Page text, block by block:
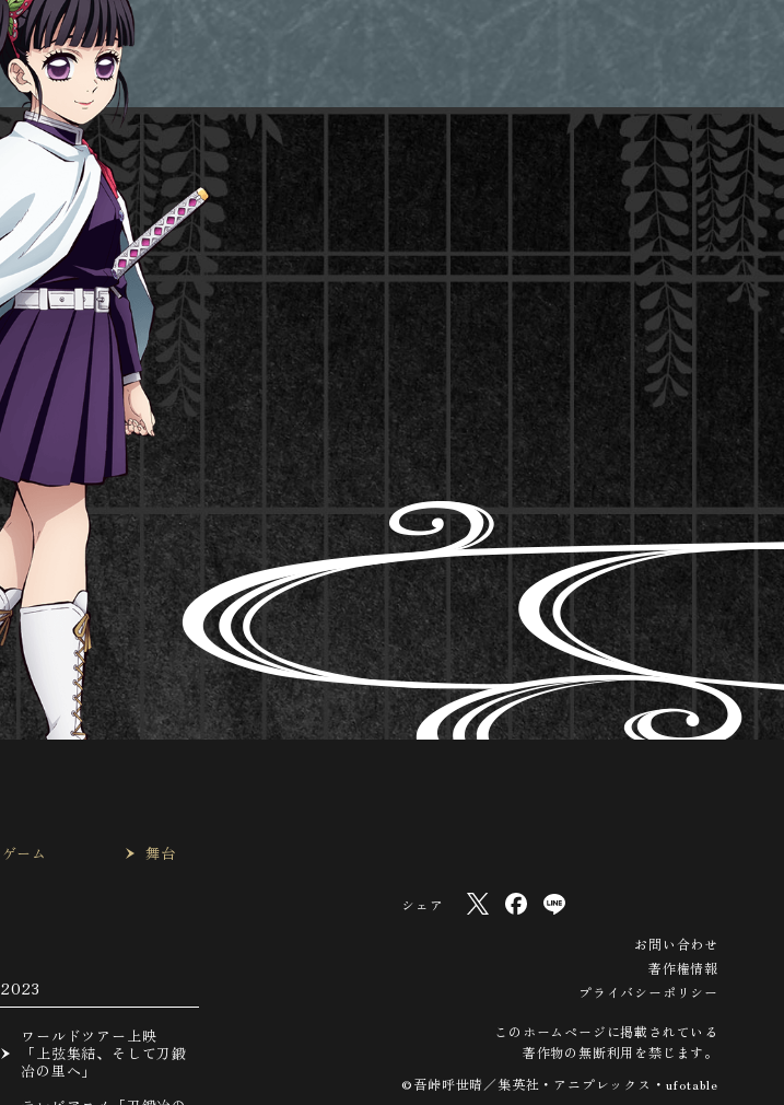
ゲーム 舞台
2023
ワールドツアー上映
「上弦集結、そして刀鍛
冶の里へ」
シェア
お問い合わせ
著作権情報
プライバシーポリシー
このホームページに掲載されている
著作物の無断利用を禁じます。
©吾峠呼世晴／集英社・アニプレックス・ufotable